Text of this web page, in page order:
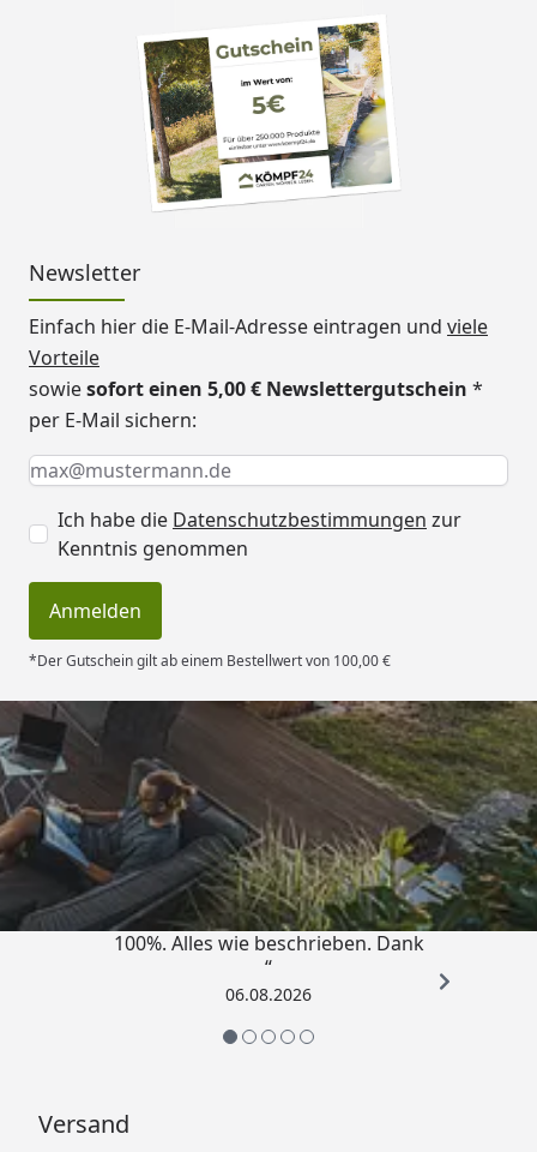
Newsletter
Einfach hier die E-Mail-Adresse eintragen und viele
Vorteile
sowiesofort einen 5,00 € Newslettergutschein *
per E-Mail sichern:
Keine Eingabe erforderlich
Eingabe erforderlich
E-Mail *
Ich habe die Datenschutzbestimmungen zur
Kenntnis genommen
Anmelden
*Der Gutschein gilt ab einem Bestellwert von 100,00 €
Trusted Shops
4,83/ 5
„Super schnell gelifert. Ware passt
100%. Alles wie beschrieben. Dank
“
06.08.2026
Versand